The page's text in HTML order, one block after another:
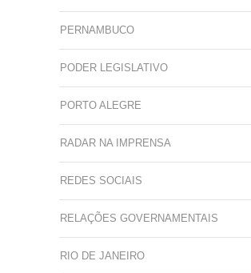
PERNAMBUCO
PODER LEGISLATIVO
PORTO ALEGRE
RADAR NA IMPRENSA
REDES SOCIAIS
RELAÇÕES GOVERNAMENTAIS
RIO DE JANEIRO